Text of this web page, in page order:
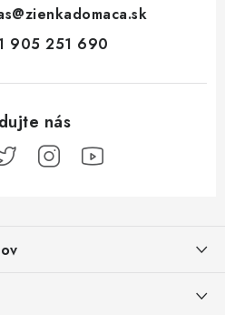
@zienkadomaca.sk
905 251 690